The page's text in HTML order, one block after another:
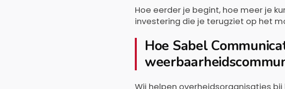
Hoe eerder je begint, hoe meer je
investering die je terugziet op het
Hoe Sabel